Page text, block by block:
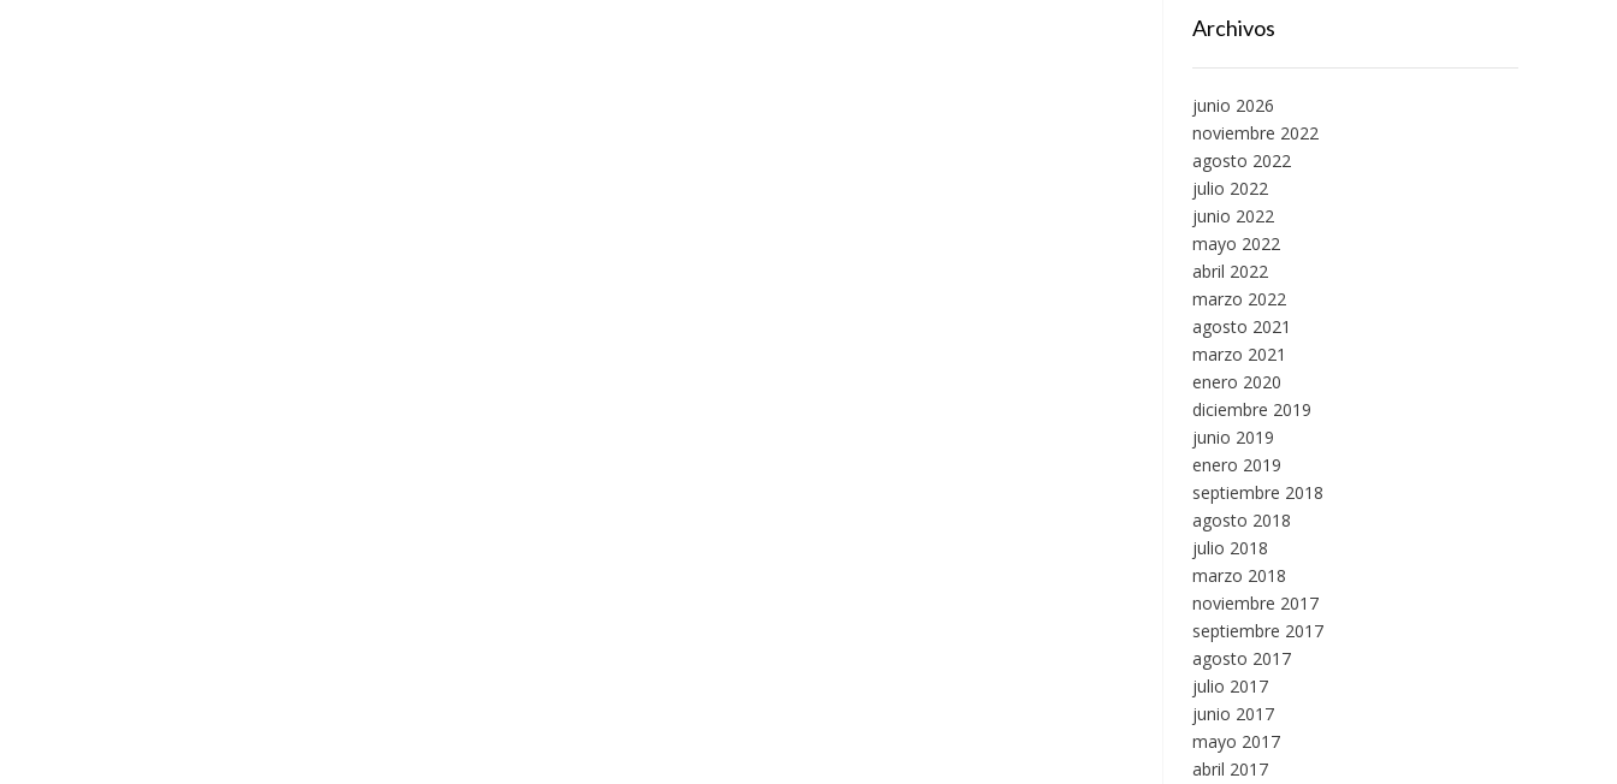
Archivos
junio 2026
noviembre 2022
agosto 2022
julio 2022
junio 2022
mayo 2022
abril 2022
marzo 2022
agosto 2021
marzo 2021
enero 2020
diciembre 2019
junio 2019
enero 2019
septiembre 2018
agosto 2018
julio 2018
marzo 2018
noviembre 2017
septiembre 2017
agosto 2017
julio 2017
junio 2017
mayo 2017
abril 2017